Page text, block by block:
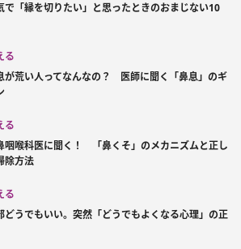
で「縁を切りたい」と思ったときのおまじない10
る
が荒い人ってなんなの？ 医師に聞く「鼻息」のギ
る
咽喉科医に聞く！ 「鼻くそ」のメカニズムと正し
除方法
る
どうでもいい。突然「どうでもよくなる心理」の正